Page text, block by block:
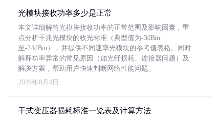
光模块接收功率多少是正常
本文详细解答光模块接收功率的正常范围及影响因素，重
点分析千兆光模块的收光标准（典型值为-3dBm
至-24dBm），并提供不同速率光模块的参考值表格。同时
解释功率异常的常见原因（如光纤损耗、连接器问题）及
解决方案，帮助用户快速判断网络性能问题。
2026年8月4日
干式变压器损耗标准一览表及计算方法